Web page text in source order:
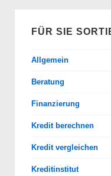
FÜR SIE
Allgemein
Beratung
Finanzierung
Kredit berechnen
Kredit vergleichen
Kreditinstitut